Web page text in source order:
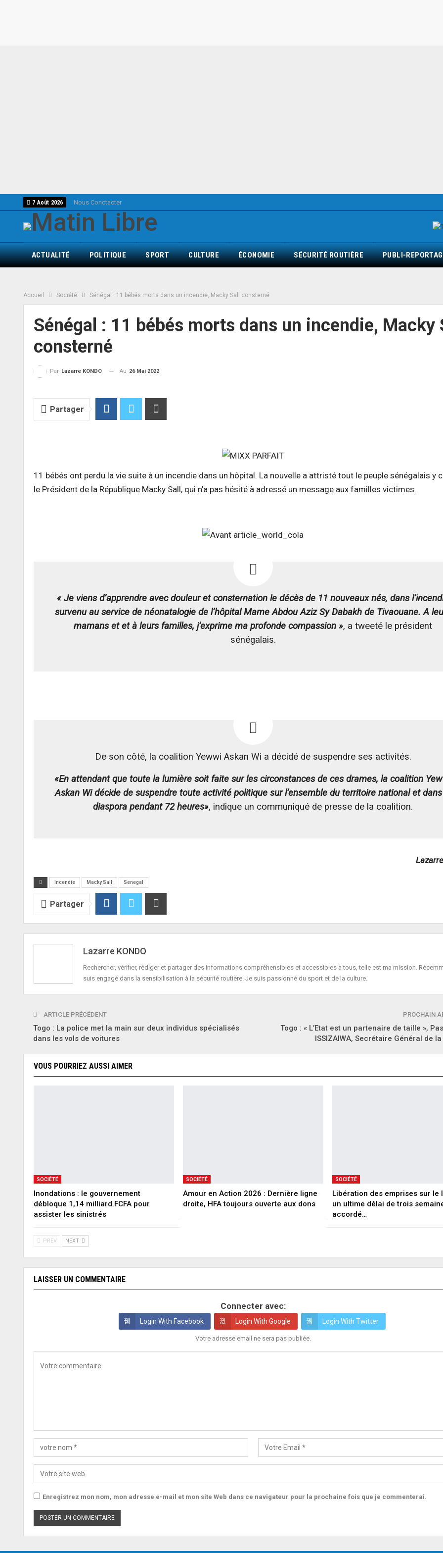
7 Août 2026 Nous Conctacter
ACTUALITÉ POLITIQUE SPORT CULTURE ÉCONOMIE SÉCURITÉ ROUTIÈRE PUBLI-
Accueil Société Sénégal : 11 bébés morts dans un incendie, Macky Sall consterné
Sénégal : 11 bébés morts dans un incendie, Macky
consterné
Par Lazarre KONDO Au 26 Mai 2022
Partager
11 bébés ont perdu la vie suite à un incendie dans un hôpital. La nouvelle a attristé tout le peuple sénégalais y
le Président de la République Macky Sall, qui n’a pas hésité à adressé un message aux familles victimes.
« Je viens d’apprendre avec douleur et consternation le décès de 11 nouveaux nés, dans
survenu au service de néonatalogie de l’hôpital Mame Abdou Aziz Sy Dabakh de Tivaouane. A
mamans et et à leurs familles, j’exprime ma profonde compassion », a tweeté le président
sénégalais.
De son côté, la coalition Yewwi Askan Wi a décidé de suspendre ses activités.
«En attendant que toute la lumière soit faite sur les circonstances de ces drames, la coalition
Askan Wi décide de suspendre toute activité politique sur l’ensemble du territoire national et
diaspora pendant 72 heures», indique un communiqué de presse de la coalition.
Incendie Macky Sall Senegal
Partager
Lazarre KONDO
Rechercher, vérifier, rédiger et partager des informations compréhensibles et accessibles à tous, telle est ma mission.
suis engagé dans la sensibilisation à la sécurité routière. Je suis passionné du sport et de la culture.
ARTICLE PRÉCÉDENT
Togo : La police met la main sur deux individus spécialisés
dans les vols de voitures
PROCHAIN
Togo : « L’Etat est un partenaire de taille »,
ISSIZAIWA, Secrétaire Général de la
VOUS POURRIEZ AUSSI AIMER
SOCIÉTÉ
Inondations : le gouvernement
débloque 1,14 milliard FCFA pour
assister les sinistrés
SOCIÉTÉ
Amour en Action 2026 : Dernière ligne
droite, HFA toujours ouverte aux dons
SOCIÉTÉ
Libération des emprises sur le
un ultime délai de trois
accordé…
PREV NEXT
LAISSER UN COMMENTAIRE
Connecter avec:
Login With Facebook Login With Google Login With Twitter
Votre adresse email ne sera pas publiée.
Enregistrez mon nom, mon adresse e-mail et mon site Web dans ce navigateur pour la prochaine fois que je commenterai.